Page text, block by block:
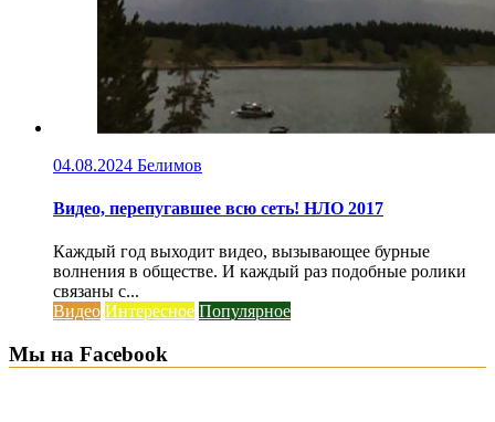
04.08.2024 Белимов
Видео, перепугавшее всю сеть! НЛО 2017
Каждый год выходит видео, вызывающее бурные
волнения в обществе. И каждый раз подобные ролики
связаны с...
Видео Интересное Популярное
Мы на Facebook